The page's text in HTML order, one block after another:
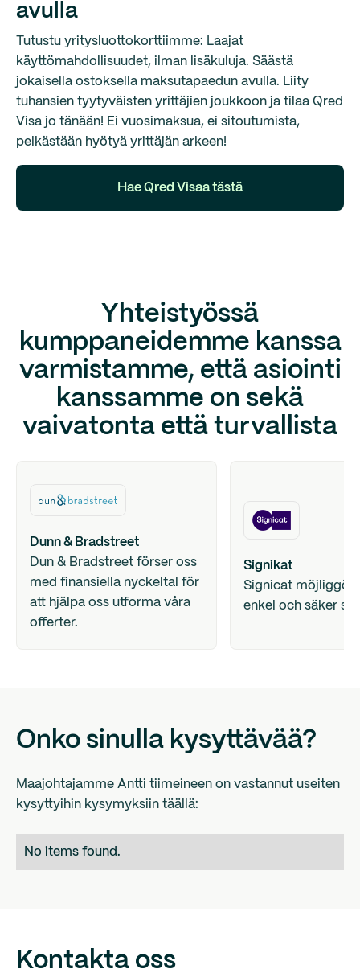
avulla
Tutustu yritysluottokorttiimme: Laajat
käyttömahdollisuudet, ilman lisäkuluja. Säästä
jokaisella ostoksella maksutapaedun avulla. Liity
tuhansien tyytyväisten yrittäjien joukkoon ja tilaa Qred
Visa jo tänään! Ei vuosimaksua, ei sitoutumista,
pelkästään hyötyä yrittäjän arkeen!
Hae Qred Visaa tästä
Yhteistyössä
kumppaneidemme kanssa
varmistamme, että asiointi
kanssamme on sekä
vaivatonta että turvallista
Dunn & Bradstreet
Dun & Bradstreet förser oss
med finansiella nyckeltal för
att hjälpa oss utforma våra
offerter.
Signikat
Signicat möjliggör
enkel och säker
Onko sinulla kysyttävää?
Maajohtajamme Antti tiimeineen on vastannut useiten
kysyttyihin kysymyksiin täällä:
No items found.
Kontakta oss